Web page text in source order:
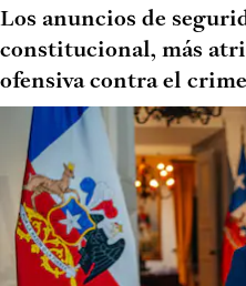
Los anuncios de
constitucional, más
ofensiva contra el